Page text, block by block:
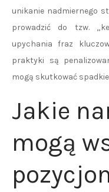
unikanie nadmiernego
prowadzić do tzw.
upychania fraz
praktyki są
mogą skutkować
Jakie
mogą